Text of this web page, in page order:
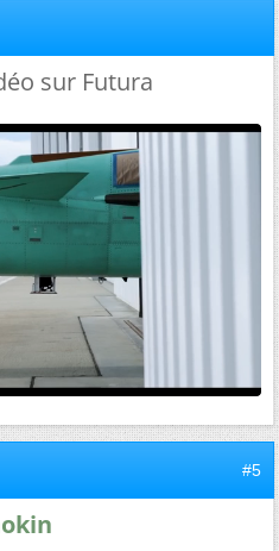
sur Futura
#5